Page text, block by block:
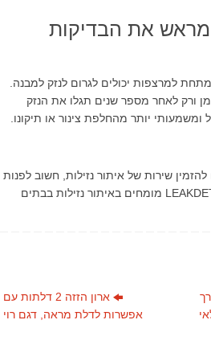
את הבדיקות
למרצפות יכולים לגרום לנזק למבנה.
ורק לאחר מספר שנים תגלו את הנזק
ומשמעותי יותר מהחלפת צינור או תיקונו.
שירות של איתור נזילות, חשוב לפנות
אלך המומחים בתחום. אנו ב- LEAKDET מומחים באיתור נזילות בבתים
ארון הזזה 2 דלתות עם
אפשרות לדלת מראה, דגם רוי